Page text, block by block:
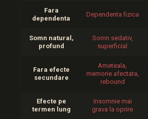
Fara
dependenta
Dependenta fizica
Somn natural,
profund
Somn sedativ,
superficial
Fara efecte
secundare
Ameteala,
memorie afectata,
rebound
Efecte pe
termen lung
Insomnie mai
grava la oprire